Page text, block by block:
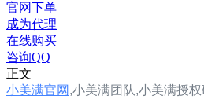
官网下单
成为代理
在线购买
咨询QQ
正文
小美满官网 ,小美满团队,小美满授权